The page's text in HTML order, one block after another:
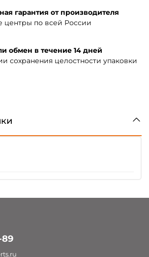
гарантия от производителя
центры по всей России
обмен в течение 14 дней
сохранения целостности упаковки
89